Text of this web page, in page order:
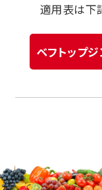
適用表は下
ベフトップ